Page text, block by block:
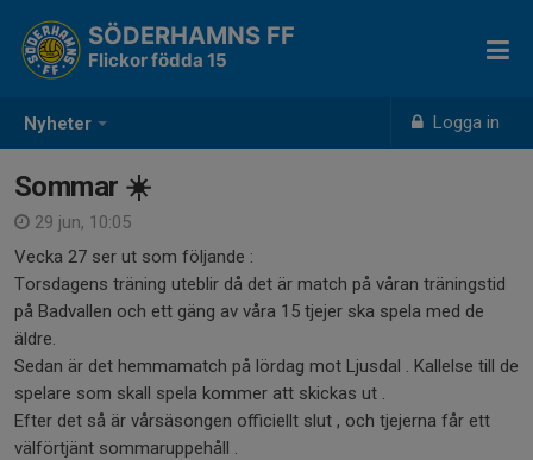
Nyheter Logga in
SÖDERHAMNS FF
Flickor födda 15
Sommar ☀️
29 jun, 10:05
Vecka 27 ser ut som följande :
Torsdagens träning uteblir då det är match på våran träningstid
på Badvallen och ett gäng av våra 15 tjejer ska spela med de
äldre.
Sedan är det hemmamatch på lördag mot Ljusdal . Kallelse till de
spelare som skall spela kommer att skickas ut .
Efter det så är vårsäsongen officiellt slut , och tjejerna får ett
välförtjänt sommaruppehåll .